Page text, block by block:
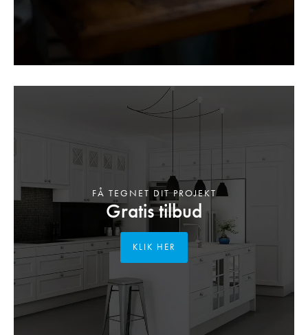
Gratis tilbud
FÅ TEGNET DIT PROJEKT
KLIK HER